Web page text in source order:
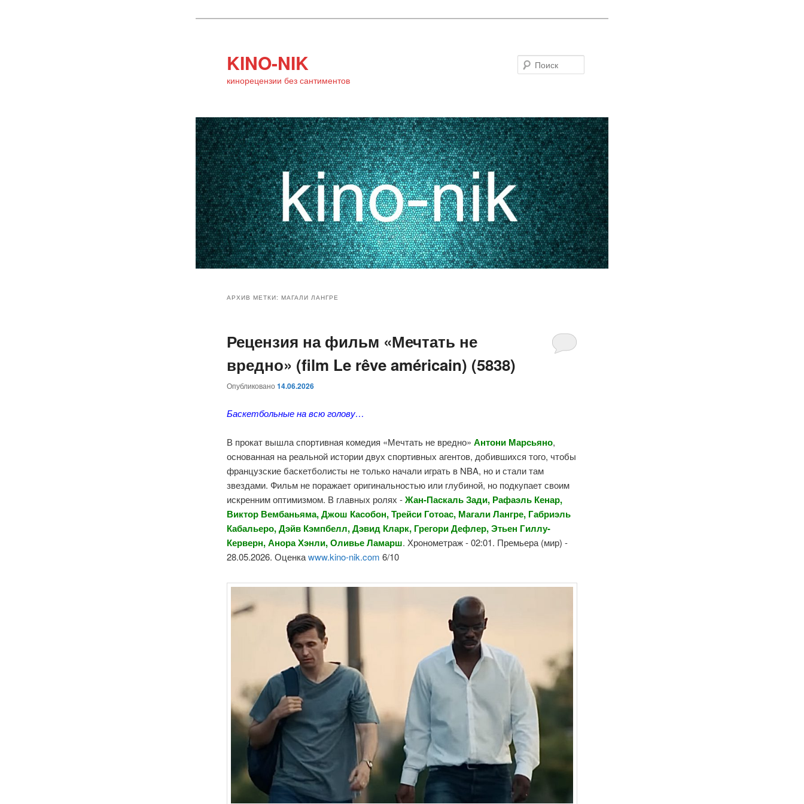
KINO-NIK
кинорецензии без сантиментов
основному
содержимому
дополнительному
содержимому
АРХИВ МЕТКИ:МАГАЛИ ЛАНГРЕ
Рецензия на фильм «Мечтать не
вредно» (film Le rêve américain) (5838)
Опубликовано14.06.2026
Баскетбольные на всю голову…
В прокат вышла спортивная комедия «Мечтать не вредно»Антони Марсьяно,
основанная на реальной истории двух спортивных агентов, добившихся того, чтобы
французские баскетболисты не только начали играть в NBA, но и стали там
звездами. Фильм не поражает оригинальностью или глубиной, но подкупает своим
искренним оптимизмом. В главных ролях -Жан-Паскаль Зади, Рафаэль Кенар,
Виктор Вембаньяма, Джош Касобон, Трейси Готоас, Магали Лангре, Габриэль
Кабальеро, Дэйв Кэмпбелл, Дэвид Кларк, Грегори Дефлер, Этьен Гиллу-
Керверн, Анора Хэнли, Оливье Ламарш. Хронометраж - 02:01. Премьера (мир) -
28.05.2026. Оценкаwww.kino-nik.com 6/10